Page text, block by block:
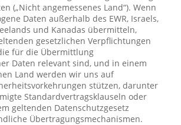
(„Nicht angemessenes Land“). Wenn
Daten außerhalb des EWR, Israels,
und Kanadas übermitteln,
gesetzlichen Verpflichtungen
für die Übermittlung
Daten relevant sind, und in einem
Land werden wir uns auf
stützen, darunter
Standardvertragsklauseln oder
geltenden Datenschutzgesetz
Übertragungsmechanismen.